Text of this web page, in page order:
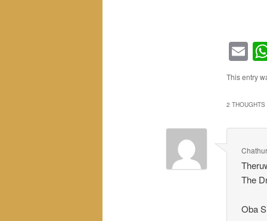
This entry
2 THOUGHTS
The
Oba